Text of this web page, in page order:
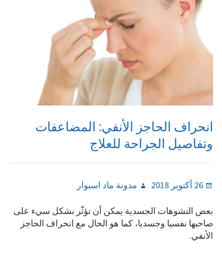
انحراف الحاجز الأنفي: المضاعفات
وتفاصيل الجراحة للعلاج
Posted
26 أكتوبر 2018 Author
مدونة ماد اسبوار
بعض التشوهات الجسدية يمكن أن تؤثّر بشكل سيء على
صاحبها نفسيا وجسديا، كما هو الحال مع انحراف الحاجز
الأنفي.